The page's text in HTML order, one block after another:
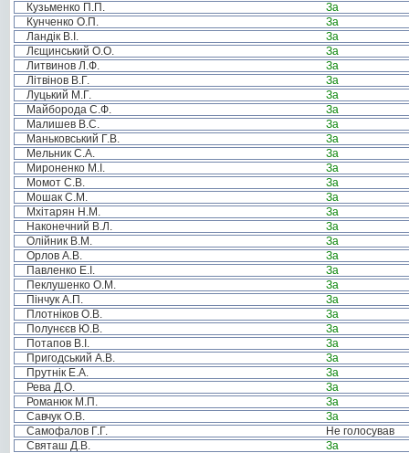
Кузьменко П.П.
За
Кунченко О.П.
За
Ландік В.І.
За
Лєщинський О.О.
За
Литвинов Л.Ф.
За
Літвінов В.Г.
За
Луцький М.Г.
За
Майборода С.Ф.
За
Малишев В.С.
За
Маньковський Г.В.
За
Мельник С.А.
За
Мироненко М.І.
За
Момот С.В.
За
Мошак С.М.
За
Мхітарян Н.М.
За
Наконечний В.Л.
За
Олійник В.М.
За
Орлов А.В.
За
Павленко Е.І.
За
Пеклушенко О.М.
За
Пінчук А.П.
За
Плотніков О.В.
За
Полунєєв Ю.В.
За
Потапов В.І.
За
Пригодський А.В.
За
Прутнік Е.А.
За
Рева Д.О.
За
Романюк М.П.
За
Савчук О.В.
За
Самофалов Г.Г.
Не голосував
Святаш Д.В.
За